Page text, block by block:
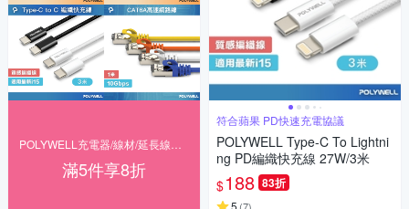
滿5件享8折
符合蘋果 PD快速充電協議
POLYWELL Type-C To Lightni
ng PD編織快充線 27W/3米
$188 83折